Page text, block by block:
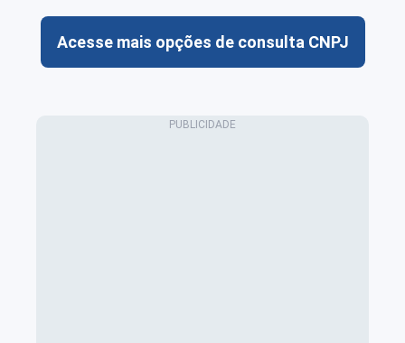
Acesse mais opções de consulta CNPJ